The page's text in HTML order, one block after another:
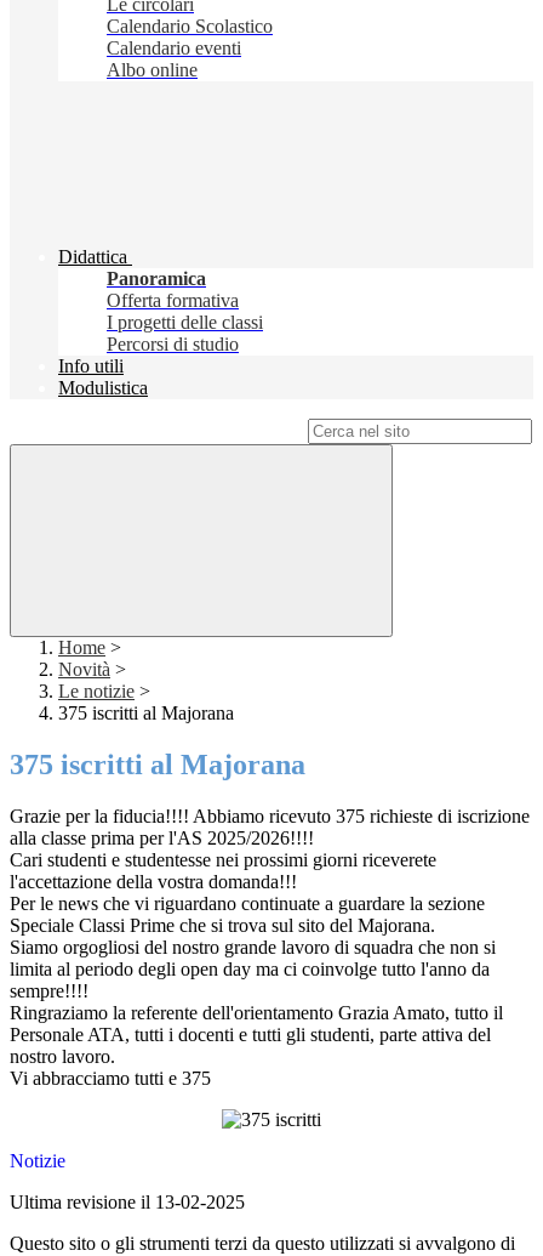
Le circolari
Calendario Scolastico
Calendario eventi
Albo online
Didattica
Panoramica
Offerta formativa
I progetti delle classi
Percorsi di studio
Info utili
Modulistica
Home >
Novità >
Le notizie >
375 iscritti al Majorana
375 iscritti al Majorana
Grazie per la fiducia!!!! Abbiamo ricevuto 375 richieste di iscrizione
alla classe prima per l'AS 2025/2026!!!!
Cari studenti e studentesse nei prossimi giorni riceverete
l'accettazione della vostra domanda!!!
Per le news che vi riguardano continuate a guardare la sezione
Speciale Classi Prime che si trova sul sito del Majorana.
Siamo orgogliosi del nostro grande lavoro di squadra che non si
limita al periodo degli open day ma ci coinvolge tutto l'anno da
sempre!!!!
Ringraziamo la referente dell'orientamento Grazia Amato, tutto il
Personale ATA, tutti i docenti e tutti gli studenti, parte attiva del
nostro lavoro.
Vi abbracciamo tutti e 375
Notizie
Ultima revisione il 13-02-2025
Questo sito o gli strumenti terzi da questo utilizzati si avvalgono di